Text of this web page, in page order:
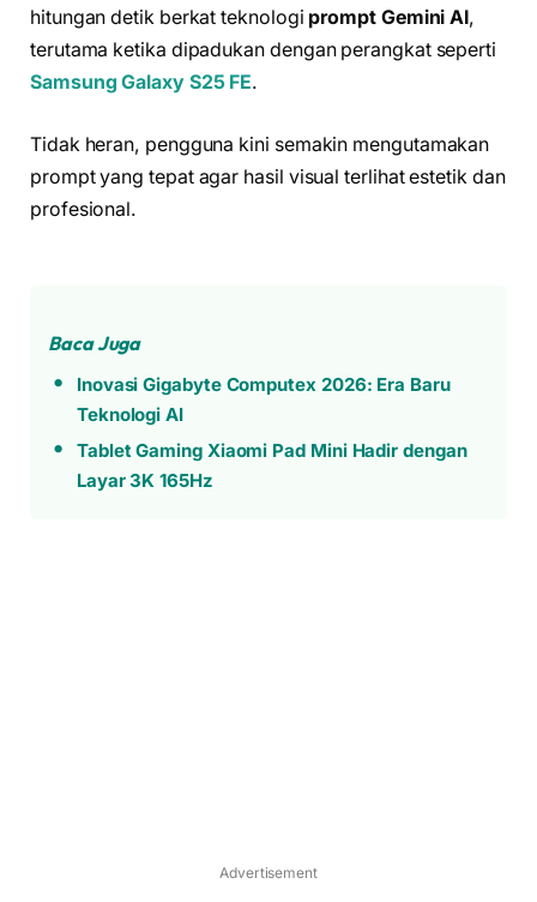
hitungan detik berkat teknologi prompt Gemini AI,
terutama ketika dipadukan dengan perangkat seperti
Samsung Galaxy S25 FE.
Tidak heran, pengguna kini semakin mengutamakan
prompt yang tepat agar hasil visual terlihat estetik dan
profesional.
Baca Juga
Inovasi Gigabyte Computex 2026: Era Baru
Teknologi AI
Tablet Gaming Xiaomi Pad Mini Hadir dengan
Layar 3K 165Hz
Advertisement